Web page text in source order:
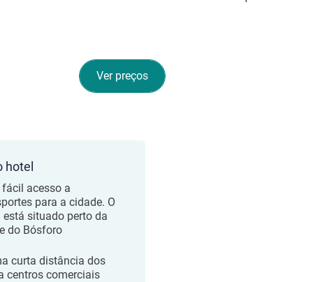
Ver preços
hotel
fácil acesso a
para a cidade. O
está situado perto da
do Bósforo
curta distância dos
centros comerciais